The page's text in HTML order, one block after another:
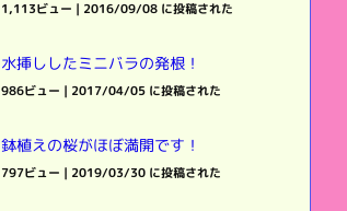
1,113ビュー | 2016/09/08 に投稿された
水挿ししたミニバラの発根！
986ビュー | 2017/04/05 に投稿された
鉢植えの桜がほぼ満開です！
797ビュー | 2019/03/30 に投稿された